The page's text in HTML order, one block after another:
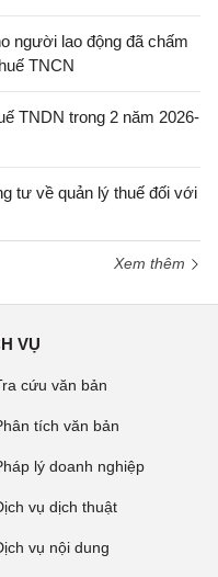
người lao động đã chấm
TNCN
TNDN trong 2 năm 2026-
tư về quản lý thuế đối với
Xem thêm
VỤ
cứu văn bản
tích văn bản
lý doanh nghiệp
vụ dịch thuật
vụ nội dung